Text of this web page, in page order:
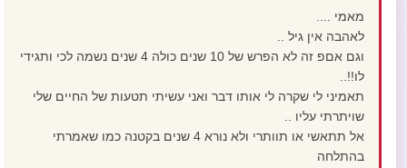
מאמי ....
לאהבה אין גיל ..
וגם אםפ זה לא הפרש של 10 שנים כולה 4 שנים נשמה לכי ותגידי
לו!!..
תאמיני לי שקרה לי אותו דבר ואני עשיתי תטעות של החיים שלי
שויתרתי עליו ..
אל תתאשי או תוותרי ולא נורא 4 שנים בקטנה כמו שאמרתי
בהתלחה